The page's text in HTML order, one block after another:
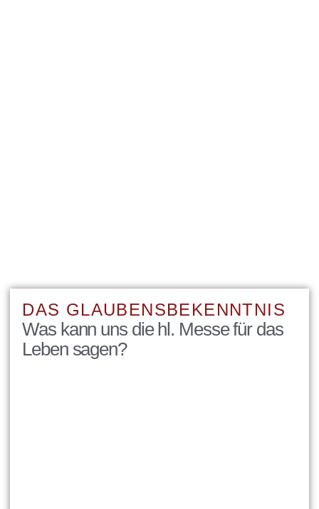
DAS GLAUBENSBEKENNTNIS
Was kann uns die hl. Messe für das
Leben sagen?